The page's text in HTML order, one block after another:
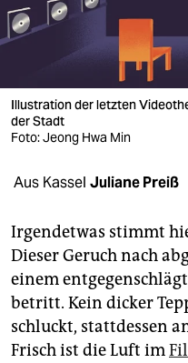
wahrheit
verlag
veranstaltungen
unterstützen
abo
genossenschaft
epaper login
Illustration der letzten
der Stadt
Foto: Jeong Hwa Min
Aus Kassel Juliane Preiß
Irgendetwas stimmt
Dieser Geruch nach
einem
betritt. Kein dicker
schluckt, stattdessen
Frisch ist die Luft im